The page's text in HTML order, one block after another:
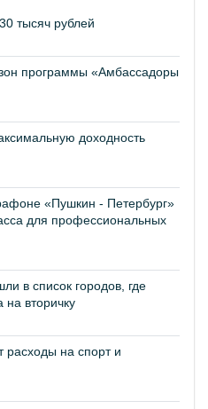
тысяч рублей
программы «Амбассадоры
доходность
«Пушкин - Петербург»
для профессиональных
в список городов, где
на вторичку
расходы на спорт и